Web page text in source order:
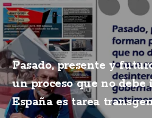
Pasado, presente y
un proceso que no
España es tarea